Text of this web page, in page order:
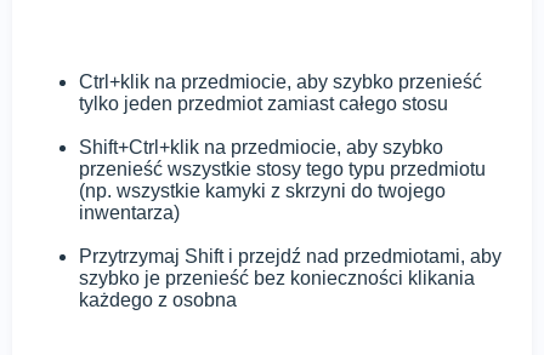
Ctrl+klik na przedmiocie, aby szybko przenieść
tylko jeden przedmiot zamiast całego stosu
Shift+Ctrl+klik na przedmiocie, aby szybko
przenieść wszystkie stosy tego typu przedmiotu
(np. wszystkie kamyki z skrzyni do twojego
inwentarza)
Przytrzymaj Shift i przejdź nad przedmiotami, aby
szybko je przenieść bez konieczności klikania
każdego z osobna